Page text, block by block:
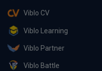
Viblo CV
Viblo Learning
Viblo Partner
Viblo Battle